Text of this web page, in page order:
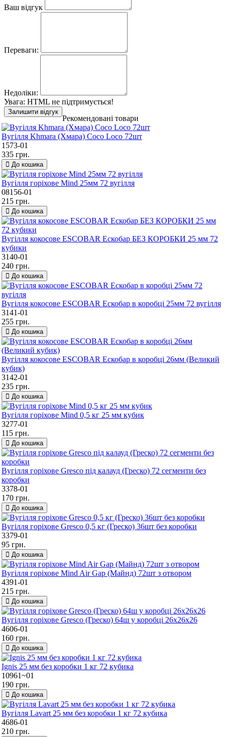
Ваш відгук
Переваги:
Недоліки:
Увага: HTML не підтримується!
Залишити відгук
Рекомендовані товари
Вугілля Khmara (Хмара) Coco Loco 72шт
1573-01
335 грн.
До кошика
Вугілля горіхове Mind 25мм 72 вугілля
08156-01
215 грн.
До кошика
Вугілля кокосове ESCOBAR Ескобар БЕЗ КОРОБКИ 25 мм 72
кубики
3140-01
240 грн.
До кошика
Вугілля кокосове ESCOBAR Ескобар в коробці 25мм 72 вугілля
3141-01
255 грн.
До кошика
Вугілля кокосове ESCOBAR Ескобар в коробці 26мм (Великий
кубик)
3142-01
235 грн.
До кошика
Вугілля горіхове Mind 0,5 кг 25 мм кубик
3277-01
115 грн.
До кошика
Вугілля горіхове Gresco під калауд (Греско) 72 сегменти без
коробки
3378-01
170 грн.
До кошика
Вугілля горіхове Gresco 0,5 кг (Греско) 36шт без коробки
3379-01
95 грн.
До кошика
Вугілля горіхове Mind Air Gap (Майнд) 72шт з отвором
4391-01
215 грн.
До кошика
Вугілля горіхове Gresco (Греско) 64ш у коробці 26x26x26
4606-01
160 грн.
До кошика
Ignis 25 мм без коробки 1 кг 72 кубика
10961~01
190 грн.
До кошика
Вугілля Lavart 25 мм без коробки 1 кг 72 кубика
4686-01
210 грн.